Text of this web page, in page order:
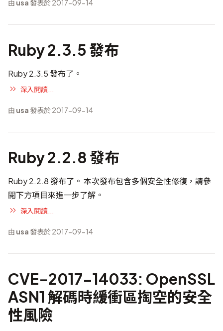
由 usa發表於 2017-09-14
Ruby 2.3.5 發布
Ruby 2.3.5 發布了。
深入閱讀...
由 usa發表於 2017-09-14
Ruby 2.2.8 發布
Ruby 2.2.8 發布了。 本次發布包含多個安全性修復，請參
閱下方項目來進一步了解。
深入閱讀...
由 usa發表於 2017-09-14
CVE-2017-14033: OpenSSL
ASN1 解碼時緩衝區掏空的安全
性風險